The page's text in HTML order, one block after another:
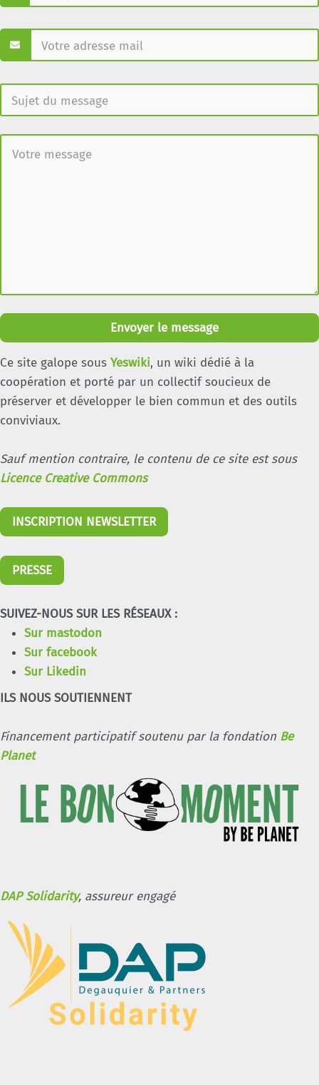
Envoyer le message
Ce site galope sous Yeswiki, un wiki dédié à la
coopération et porté par un collectif soucieux de
préserver et développer le bien commun et des outils
conviviaux.
Sauf mention contraire, le contenu de ce site est sous
Licence Creative Commons
INSCRIPTION NEWSLETTER
PRESSE
SUIVEZ-NOUS SUR LES RÉSEAUX :
Sur mastodon
Sur facebook
Sur Likedin
ILS NOUS SOUTIENNENT
Financement participatif soutenu par la fondation Be
Planet
DAP Solidarity, assureur engagé